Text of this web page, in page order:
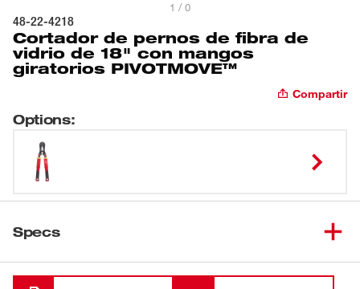
1 / 0
48-22-4218
Cortador de pernos de fibra de
vidrio de 18" con mangos
giratorios PIVOTMOVE™
Compartir
Options:
Specs
Cargando